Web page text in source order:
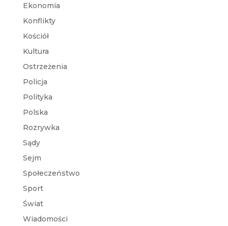
Ekonomia
Konflikty
Kościół
Kultura
Ostrzeżenia
Policja
Polityka
Polska
Rozrywka
Sądy
Sejm
Społeczeństwo
Sport
Świat
Wiadomości